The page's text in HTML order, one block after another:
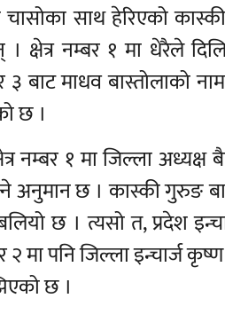
साथ हेरिएको
क्षेत्र नम्बर १ मा धेरैले
३ बाट माधव बास्तोलाको
छ ।
नम्बर १ मा जिल्ला
अनुमान छ । कास्की गुरुङ
छ । त्यसो त, प्रदेश
२ मा पनि जिल्ला इन्चार्ज
छ ।